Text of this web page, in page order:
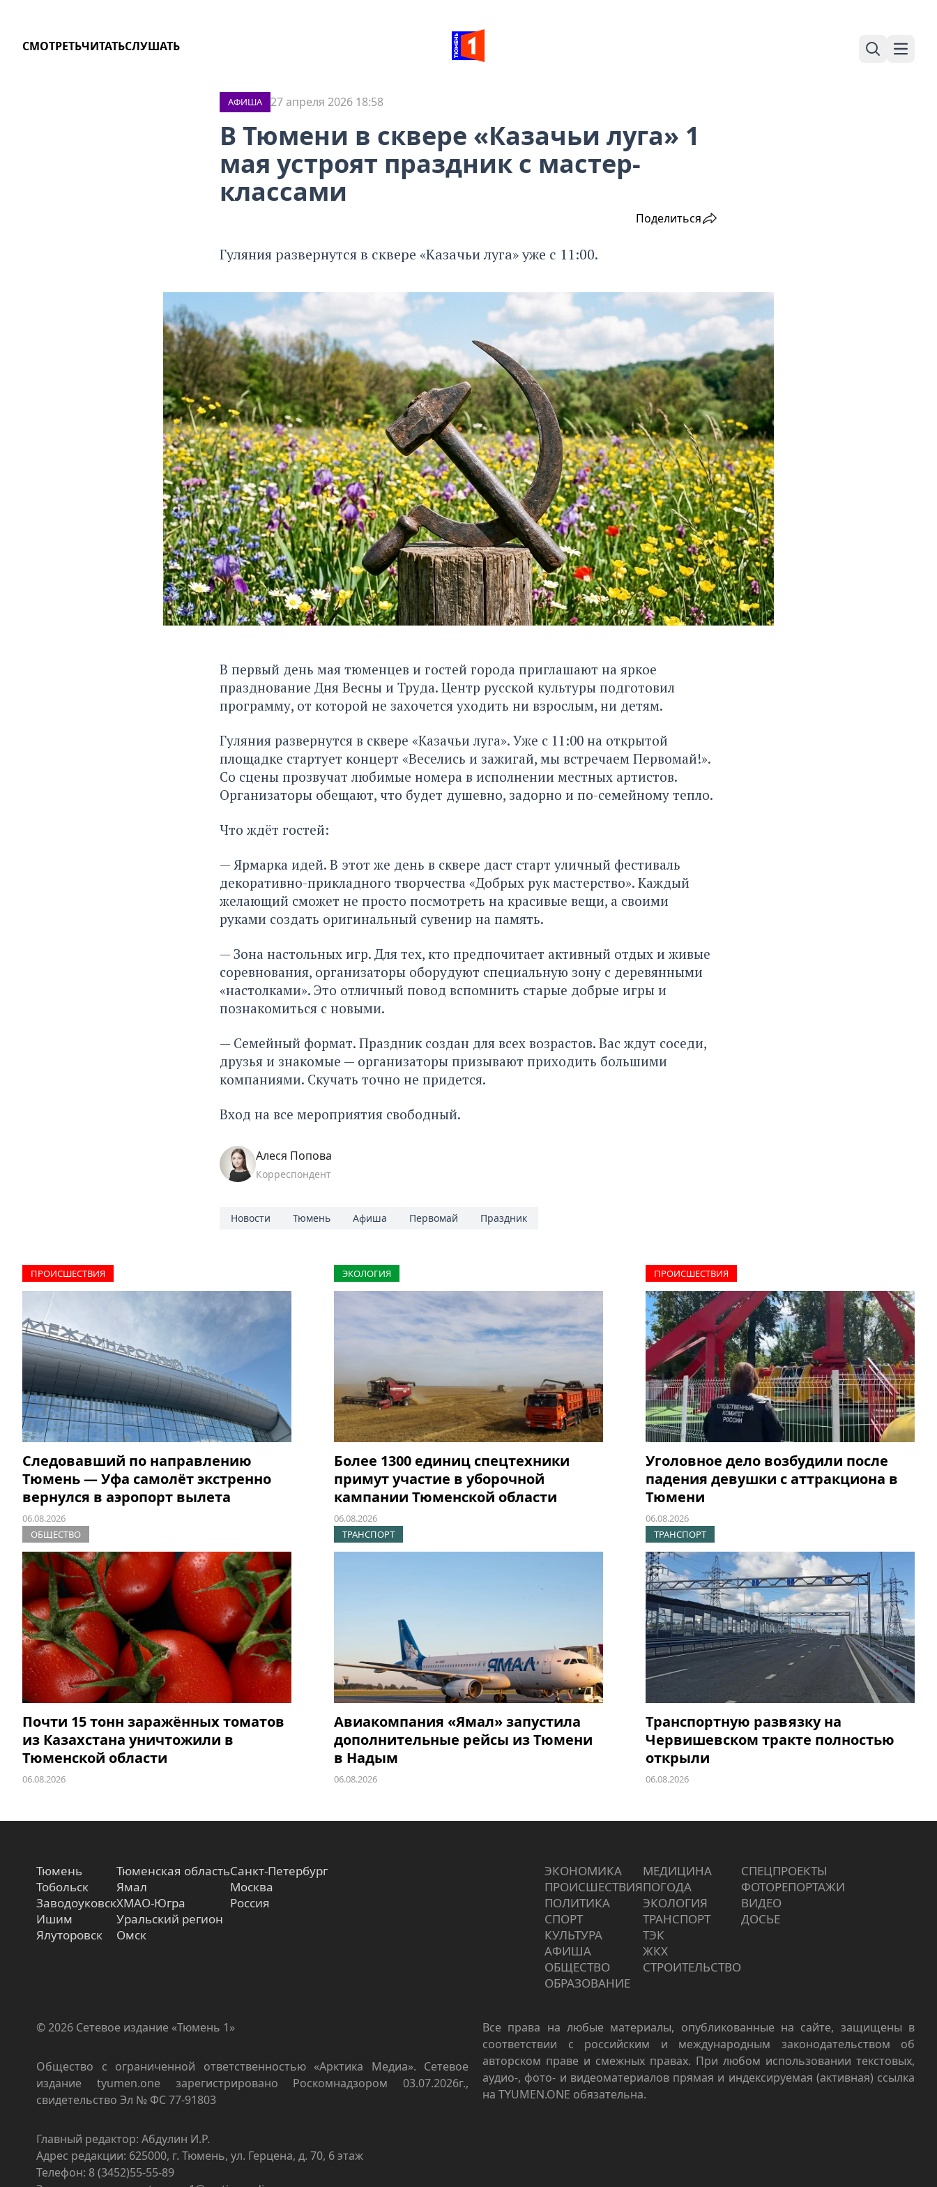
СМОТРЕТЬЧИТАТЬСЛУШАТЬ
Поиск
АФИША 27 апреля 2026 18:58
В Тюмени в сквере «Казачьи луга» 1
мая устроят праздник с мастер-
классами
Поделиться
Гуляния развернутся в сквере «Казачьи луга» уже с 11:00.
В первый день мая тюменцев и гостей города приглашают на яркое
празднование Дня Весны и Труда. Центр русской культуры подготовил
программу, от которой не захочется уходить ни взрослым, ни детям.
Гуляния развернутся в сквере «Казачьи луга». Уже с 11:00 на открытой
площадке стартует концерт «Веселись и зажигай, мы встречаем Первомай!».
Со сцены прозвучат любимые номера в исполнении местных артистов.
Организаторы обещают, что будет душевно, задорно и по-семейному тепло.
Что ждёт гостей:
— Ярмарка идей. В этот же день в сквере даст старт уличный фестиваль
декоративно-прикладного творчества «Добрых рук мастерство». Каждый
желающий сможет не просто посмотреть на красивые вещи, а своими
руками создать оригинальный сувенир на память.
— Зона настольных игр. Для тех, кто предпочитает активный отдых и живые
соревнования, организаторы оборудуют специальную зону с деревянными
«настолками». Это отличный повод вспомнить старые добрые игры и
познакомиться с новыми.
— Семейный формат. Праздник создан для всех возрастов. Вас ждут соседи,
друзья и знакомые — организаторы призывают приходить большими
компаниями. Скучать точно не придется.
Вход на все мероприятия свободный.
Алеся Попова
Корреспондент
Новости Тюмень Афиша Первомай Праздник
ПРОИCШЕСТВИЯ
Следовавший по направлению
Тюмень — Уфа самолёт экстренно
вернулся в аэропорт вылета
06.08.2026
ЭКОЛОГИЯ
Более 1300 единиц спецтехники
примут участие в уборочной
кампании Тюменской области
06.08.2026
ПРОИCШЕСТВИЯ
Уголовное дело возбудили после
падения девушки с аттракциона в
Тюмени
06.08.2026
ОБЩЕСТВО
Почти 15 тонн заражённых томатов
из Казахстана уничтожили в
Тюменской области
06.08.2026
ТРАНСПОРТ
Авиакомпания «Ямал» запустила
дополнительные рейсы из Тюмени
в Надым
06.08.2026
ТРАНСПОРТ
Транспортную развязку на
Червишевском тракте полностью
открыли
06.08.2026
Тюмень
Тобольск
Заводоуковск
Ишим
Ялуторовск
Тюменская область
Ямал
ХМАО-Югра
Уральский регион
Омск
Санкт-Петербург
Москва
Россия
ЭКОНОМИКА
ПРОИCШЕСТВИЯ
ПОЛИТИКА
СПОРТ
КУЛЬТУРА
АФИША
ОБЩЕСТВО
ОБРАЗОВАНИЕ
МЕДИЦИНА
ПОГОДА
ЭКОЛОГИЯ
ТРАНСПОРТ
ТЭК
ЖКХ
СТРОИТЕЛЬСТВО
СПЕЦПРОЕКТЫ
ФОТОРЕПОРТАЖИ
ВИДЕО
ДОСЬЕ
© 2026 Сетевое издание «Тюмень 1»
Общество с ограниченной ответственностью «Арктика Медиа». Сетевое
издание tyumen.one зарегистрировано Роскомнадзором 03.07.2026г.,
свидетельство Эл № ФС 77-91803
Главный редактор: Абдулин И.Р.
Адрес редакции: 625000, г. Тюмень, ул. Герцена, д. 70, 6 этаж
Телефон: 8 (3452)55-55-89
Все права на любые материалы, опубликованные на сайте, защищены в
соответствии с российским и международным законодательством об
авторском праве и смежных правах. При любом использовании текстовых,
аудио-, фото- и видеоматериалов прямая и индексируемая (активная) ссылка
на TYUMEN.ONE обязательна.